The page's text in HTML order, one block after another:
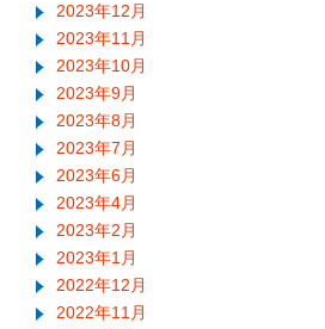
2023年12月
2023年11月
2023年10月
2023年9月
2023年8月
2023年7月
2023年6月
2023年4月
2023年2月
2023年1月
2022年12月
2022年11月